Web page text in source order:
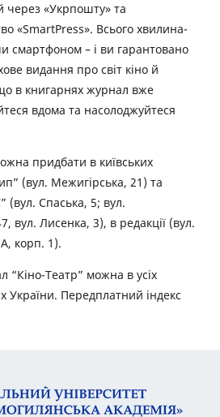
через «Укрпошту» та
«SmartPress». Всього хвилина-
смартфоном – і ви гарантовано
видання про світ кіно й
в книгарнях журнал вже
вдома та насолоджуйтеся
придбати в київських
(вул. Межигірська, 21) та
(вул. Спаська, 5; вул.
вул. Лисенка, 3), в редакції (вул.
корп. 1).
“Кіно-Театр” можна в усіх
України. Передплатний індекс